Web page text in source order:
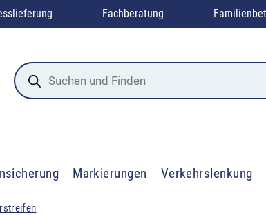
Fachberatung
Products
search
Markierungen Verkehrslenkung